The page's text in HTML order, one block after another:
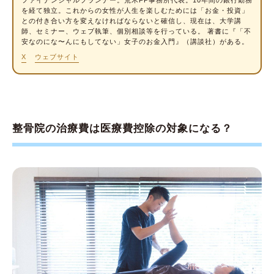
医療費控除を申告する流れ
整骨院での治療費は、マイナ保険証で自動連
整骨院の医療費控除には領収書やレシートが必
を経て独立。これからの女性が人生を楽しむためには「お金・投資」
との付き合い方を変えなければならないと確信し、現在は、大学講
師、セミナー、ウェブ執筆、個別相談等を行っている。 著書に『「不
安なのにな〜んにもしてない」女子のお金入門』（講談社）がある。
X ウェブサイト
整骨院の治療費は医療費控除の対象になる？